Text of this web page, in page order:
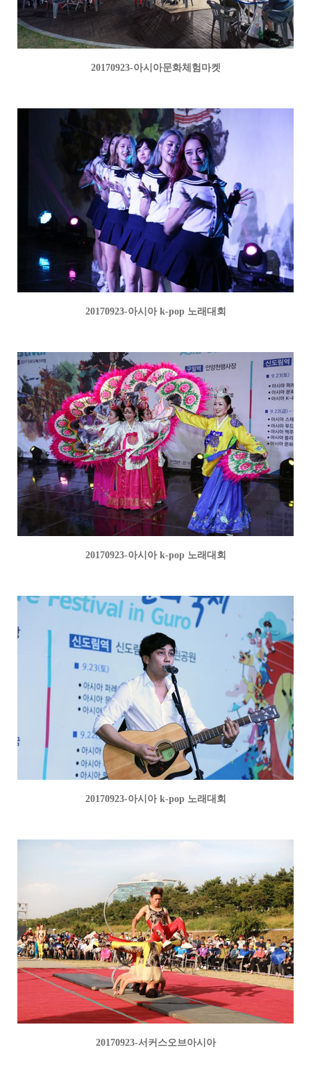
20170923-아시아문화체험마켓
20170923-아시아 k-pop 노래대회
20170923-아시아 k-pop 노래대회
20170923-아시아 k-pop 노래대회
20170923-서커스오브아시아